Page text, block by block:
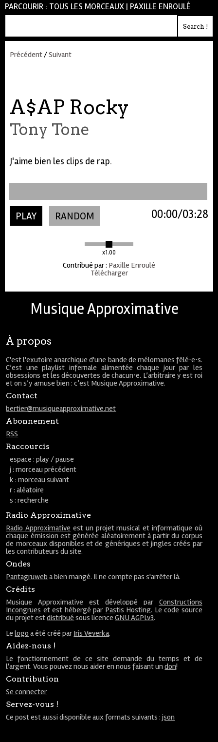
PARCOURIR : TOUS LES MORCEAUX | PAXILLE ENROULÉ
Précédent/Suivant
A$AP Rocky
Tony Tone
J'aime bien les clips de rap.
PLAY RANDOM
x1.00
03:28
00:00
Contribué par: Paxille Enroulé
Télécharger
Musique Approximative
À propos
C'est l'exutoire anarchique d'une bande de mélomanes fêlé⋅e⋅s.
C’est une playlist infernale alimentée chaque jour par les
obsessions et les découvertes de chacun⋅e. L’arbitraire y est roi
et on s’y amuse bien : c’est Musique Approximative.
Contact
bertier@musiqueapproximative.net
Abonnement
RSS
Raccourcis
espace : play / pause
j : morceau précédent
k : morceau suivant
r : aléatoire
s : recherche
Radio Approximative
Radio Approximative est un projet musical et informatique où
chaque émission est générée aléatoirement à partir du corpus
de morceaux disponibles et de génériques et jingles créés par
les contributeurs du site.
Ondes
Pantagruweb a bien mangé. Il ne compte pas s'arrêter là.
Crédits
Musique Approximative est développé par Constructions
Incongrues et est hébergé par Pastis Hosting. Le code source
du projet estdistribué sous licenceGNU AGPLv3.
Lelogo a été créé par Iris Veverka.
Aidez-nous !
Le fonctionnement de ce site demande du temps et de
l'argent. Vous pouvez nous aider en nous faisant undon!
Contribution
Se connecter
Servez-vous !
Ce post est aussi disponible aux formats suivants :json